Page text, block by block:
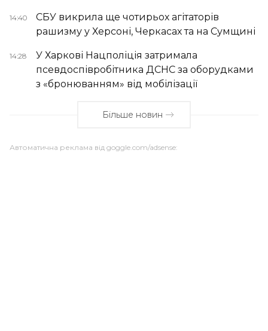
14:40
СБУ викрила ще чотирьох агітаторів
рашизму у Херсоні, Черкасах та на Сумщині
14:28
У Харкові Нацполіція затримала
псевдоспівробітника ДСНС за оборудками
з «бронюванням» від мобілізації
Більше новин
Автоматична реклама від goggle.com/adsense: